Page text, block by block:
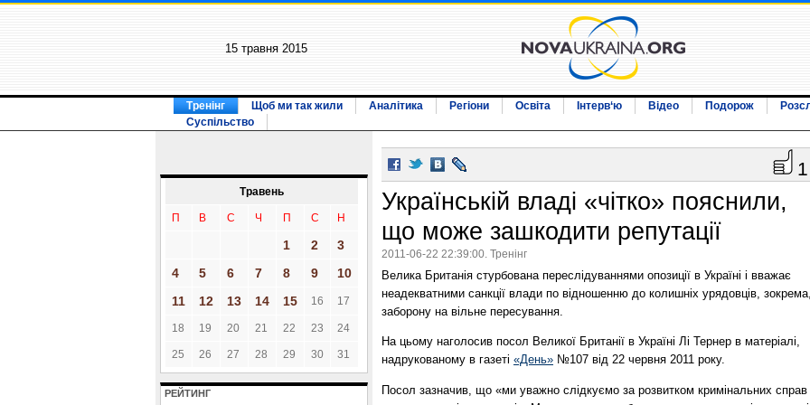
15 травня 2015
Тренінг Щоб ми так жили Аналітика Регіони Освіта Інтерв‘ю Відео Подорож
Суспільство
Травень
П В С Ч П С Н
1 2
3
4
5 6 7 8 9
10
11
12 13 14 15 16 17
18 19 20 21 22 23 24
25 26 27 28 29 30 31
РЕЙТИНГ
1
Українській владі «чітко» пояснили,
що може зашкодити репутації
2011-06-22 22:39:00. Тренінг
Велика Британія стурбована переслідуваннями опозиції в Україні і вважає
неадекватними санкції влади по відношенню до колишніх урядовців,
заборону на вільне пересування.
На цьому наголосив посол Великої Британії в Україні Лі Тернер в матеріалі,
надрукованому в газеті «День» №107 від 22 червня 2011 року.
Посол зазначив, що «ми уважно слідкуємо за розвитком кримінальних справ